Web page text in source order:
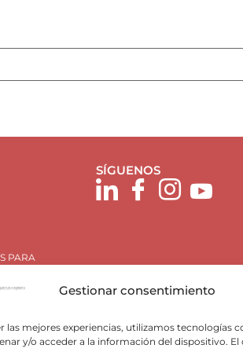
Gestionar consentimiento
las mejores experiencias, utilizamos tecnologías
y/o acceder a la información del dispositivo.
PARA
SÍGUENOS